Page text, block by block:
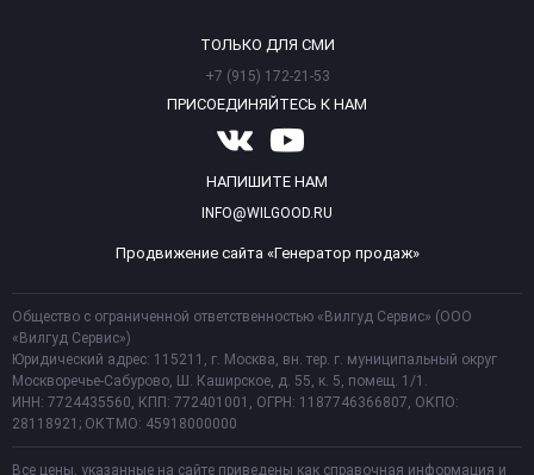
ТОЛЬКО ДЛЯ СМИ
+7 (915) 172-21-53
ПРИСОЕДИНЯЙТЕСЬ К НАМ
НАПИШИТЕ НАМ
INFO@WILGOOD.RU
Продвижение сайта «Генератор продаж»
Общество с ограниченной ответственностью «Вилгуд Сервис» (ООО
«Вилгуд Сервис»)
Юридический адрес: 115211, г. Москва, вн. тер. г. муниципальный округ
Москворечье-Сабурово, Ш. Каширское, д. 55, к. 5, помещ. 1/1.
ИНН: 7724435560, КПП: 772401001, ОГРН: 1187746366807, ОКПО:
28118921; ОКТМО: 45918000000
Все цены, указанные на сайте приведены как справочная информация и